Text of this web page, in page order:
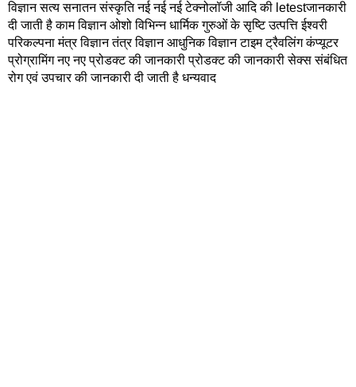
विज्ञान सत्य सनातन संस्कृति नई नई नई टेक्नोलॉजी आदि की letestजानकारी
दी जाती है काम विज्ञान ओशो विभिन्न धार्मिक गुरुओं के सृष्टि उत्पत्ति ईश्वरी
परिकल्पना मंत्र विज्ञान तंत्र विज्ञान आधुनिक विज्ञान टाइम ट्रैवलिंग कंप्यूटर
प्रोग्रामिंग नए नए प्रोडक्ट की जानकारी प्रोडक्ट की जानकारी सेक्स संबंधित
रोग एवं उपचार की जानकारी दी जाती है धन्यवाद